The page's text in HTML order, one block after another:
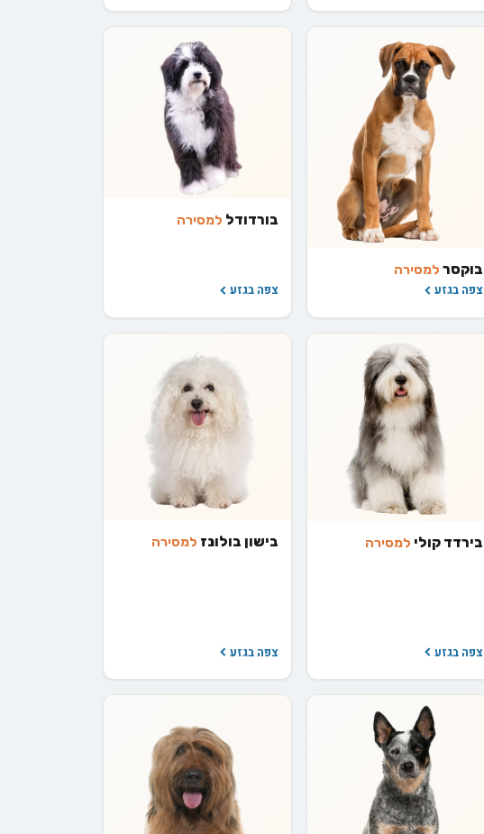
בוקסר למסירה
צפה בגזע
בורדודל למסירה
צפה בגזע
בירדד קולי למסירה
צפה בגזע
בישון בולונז למסירה
צפה בגזע